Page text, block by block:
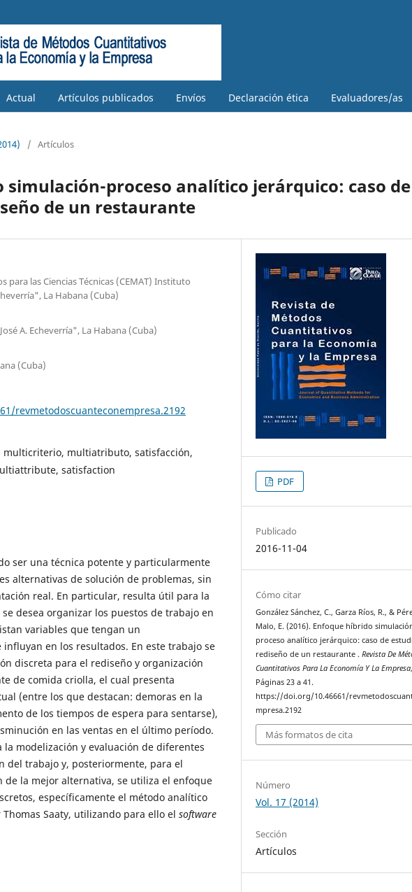
Actual Artículos publicados Envíos Declaración ética Evaluadores/as
/ Artículos
simulación-proceso analítico jerárquico: caso de
de un restaurante
para las Ciencias Técnicas (CEMAT) Instituto
La Habana (Cuba)
A. Echeverría", La Habana (Cuba)
(Cuba)
revmetodoscuanteconempresa.2192
multicriterio, multiatributo, satisfacción,
satisfaction
ser una técnica potente y particularmente
alternativas de solución de problemas, sin
real. En particular, resulta útil para la
desea organizar los puestos de trabajo en
variables que tengan un
en los resultados. En este trabajo se
discreta para el rediseño y organización
de comida criolla, el cual presenta
(entre los que destacan: demoras en la
de los tiempos de espera para sentarse),
en las ventas en el último período.
la modelización y evaluación de diferentes
del trabajo y, posteriormente, para el
de la mejor alternativa, se utiliza el enfoque
específicamente el método analítico
Saaty, utilizando para ello el software
PDF
Publicado
2016-11-04
Cómo citar
González Sánchez, C., Garza Ríos, R., &
Malo, E. (2016). Enfoque híbrido
proceso analítico jerárquico: caso de
rediseño de un restaurante .Revista De
Cuantitativos Para La Economía Y La Empresa,
Páginas 23 a 41.
https://doi.org/10.46661/
mpresa.2192
Más formatos de cita
Número
Vol. 17 (2014)
Sección
Artículos